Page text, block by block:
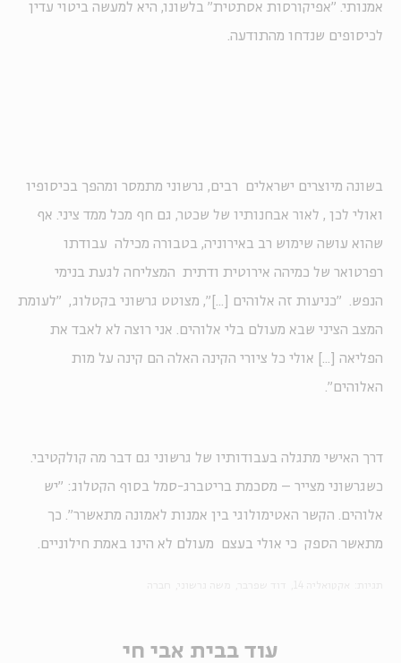
אמנותי. "אפיקורסות אסתטית" בלשונו, היא למעשה ביטוי עדין
לכיסופים שנדחו מהתודעה.
בשונה מיוצרים ישראלים רבים, גרשוני מתמסר ומהפך בכיסופיו
ואולי לכן , לאור אבחנותיו של שכטר, גם חף מכל ממד ציני. אף
שהוא עושה שימוש רב באירוניה, בטבורה מכילה עבודתו
רפרטואר של כמיהה אירוטית ודתית המצליחה לגעת בנימי
הנפש. "כניעות זה אלוהים [...]", מצוטט גרשוני בקטלוג, "לעומת
המצב הציני שבא מעולם בלי אלוהים. אני רוצה לא לאבד את
הפליאה [...] אולי כל ציורי הקינה האלה הם קינה על מות
האלוהים".
דרך האישי מתגלה בעבודותיו של גרשוני גם דבר מה קולקטיבי.
כשגרשוני מצייר – מסכמת בריטברג-סמל בסוף הקטלוג: "יש
אלוהים. הקשר האטימולוגי בין אמנות לאמונה מתאשרר". כך
מתאשר הספק כי אולי בעצם מעולם לא הינו באמת חילוניים.
עוד בבית אבי חי